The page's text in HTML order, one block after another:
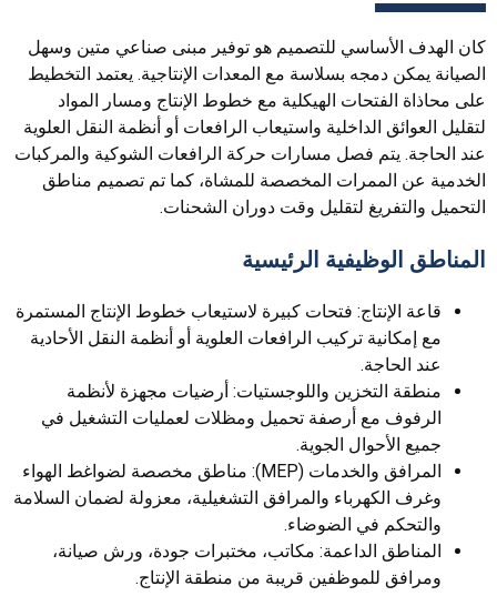
كان الهدف الأساسي للتصميم هو توفير مبنى صناعي متين وسهل
الصيانة يمكن دمجه بسلاسة مع المعدات الإنتاجية. يعتمد التخطيط
على محاذاة الفتحات الهيكلية مع خطوط الإنتاج ومسار المواد
لتقليل العوائق الداخلية واستيعاب الرافعات أو أنظمة النقل العلوية
عند الحاجة. يتم فصل مسارات حركة الرافعات الشوكية والمركبات
الخدمية عن الممرات المخصصة للمشاة، كما تم تصميم مناطق
التحميل والتفريغ لتقليل وقت دوران الشحنات.
المناطق الوظيفية الرئيسية
قاعة الإنتاج: فتحات كبيرة لاستيعاب خطوط الإنتاج المستمرة
مع إمكانية تركيب الرافعات العلوية أو أنظمة النقل الأحادية
عند الحاجة.
منطقة التخزين واللوجستيات: أرضيات مجهزة لأنظمة
الرفوف مع أرصفة تحميل ومظلات لعمليات التشغيل في
جميع الأحوال الجوية.
المرافق والخدمات (MEP): مناطق مخصصة لضواغط الهواء
وغرف الكهرباء والمرافق التشغيلية، معزولة لضمان السلامة
والتحكم في الضوضاء.
المناطق الداعمة: مكاتب، مختبرات جودة، ورش صيانة،
ومرافق للموظفين قريبة من منطقة الإنتاج.